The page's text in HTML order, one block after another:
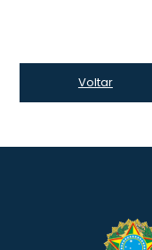
Voltar